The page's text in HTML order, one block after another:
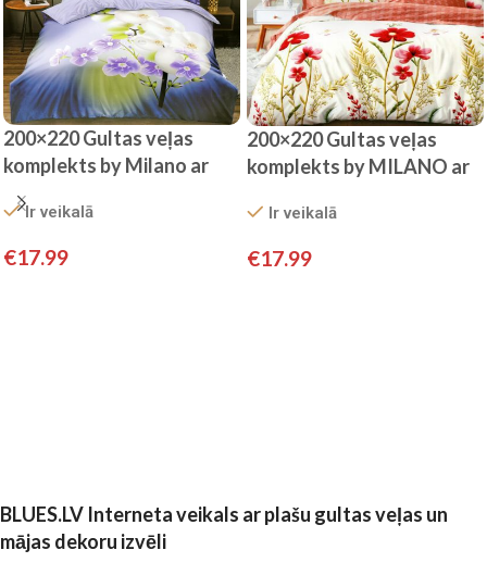
200×220 Gultas veļas
komplekts by Milano ar
palagu/ 100% kokvilna
satīns
Ir veikalā
€17.99
200×220 Gultas veļas
komplekts by MILANO ar
SATĪNS
Ir veikalā
€17.99
BLUES.LV Interneta veikals ar plašu gultas veļas un
mājas dekoru izvēli